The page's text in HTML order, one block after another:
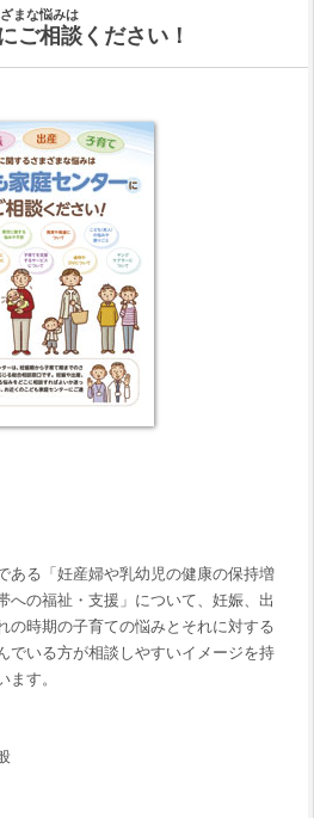
まな悩みは
ご相談ください！
ある「妊産婦や乳幼児の健康の保持増
への福祉・支援」について、妊娠、出
の時期の子育ての悩みとそれに対する
でいる方が相談しやすいイメージを持
ます。